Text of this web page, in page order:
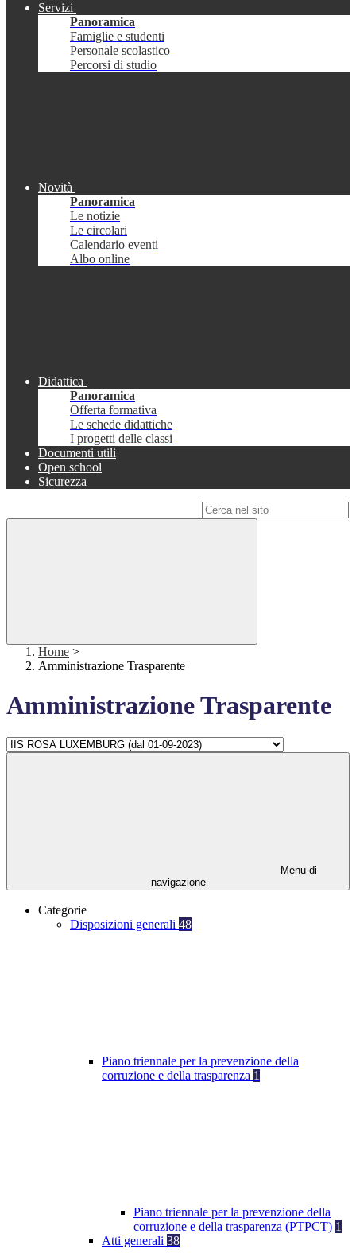
Servizi
Panoramica
Famiglie e studenti
Personale scolastico
Percorsi di studio
Novità
Panoramica
Le notizie
Le circolari
Calendario eventi
Albo online
Didattica
Panoramica
Offerta formativa
Le schede didattiche
I progetti delle classi
Documenti utili
Open school
Sicurezza
Home >
Amministrazione Trasparente
Amministrazione Trasparente
Menu di
navigazione
Categorie
Disposizioni generali 48
Piano triennale per la prevenzione della
corruzione e della trasparenza 1
Piano triennale per la prevenzione della
corruzione e della trasparenza (PTPCT) 1
Atti generali 38